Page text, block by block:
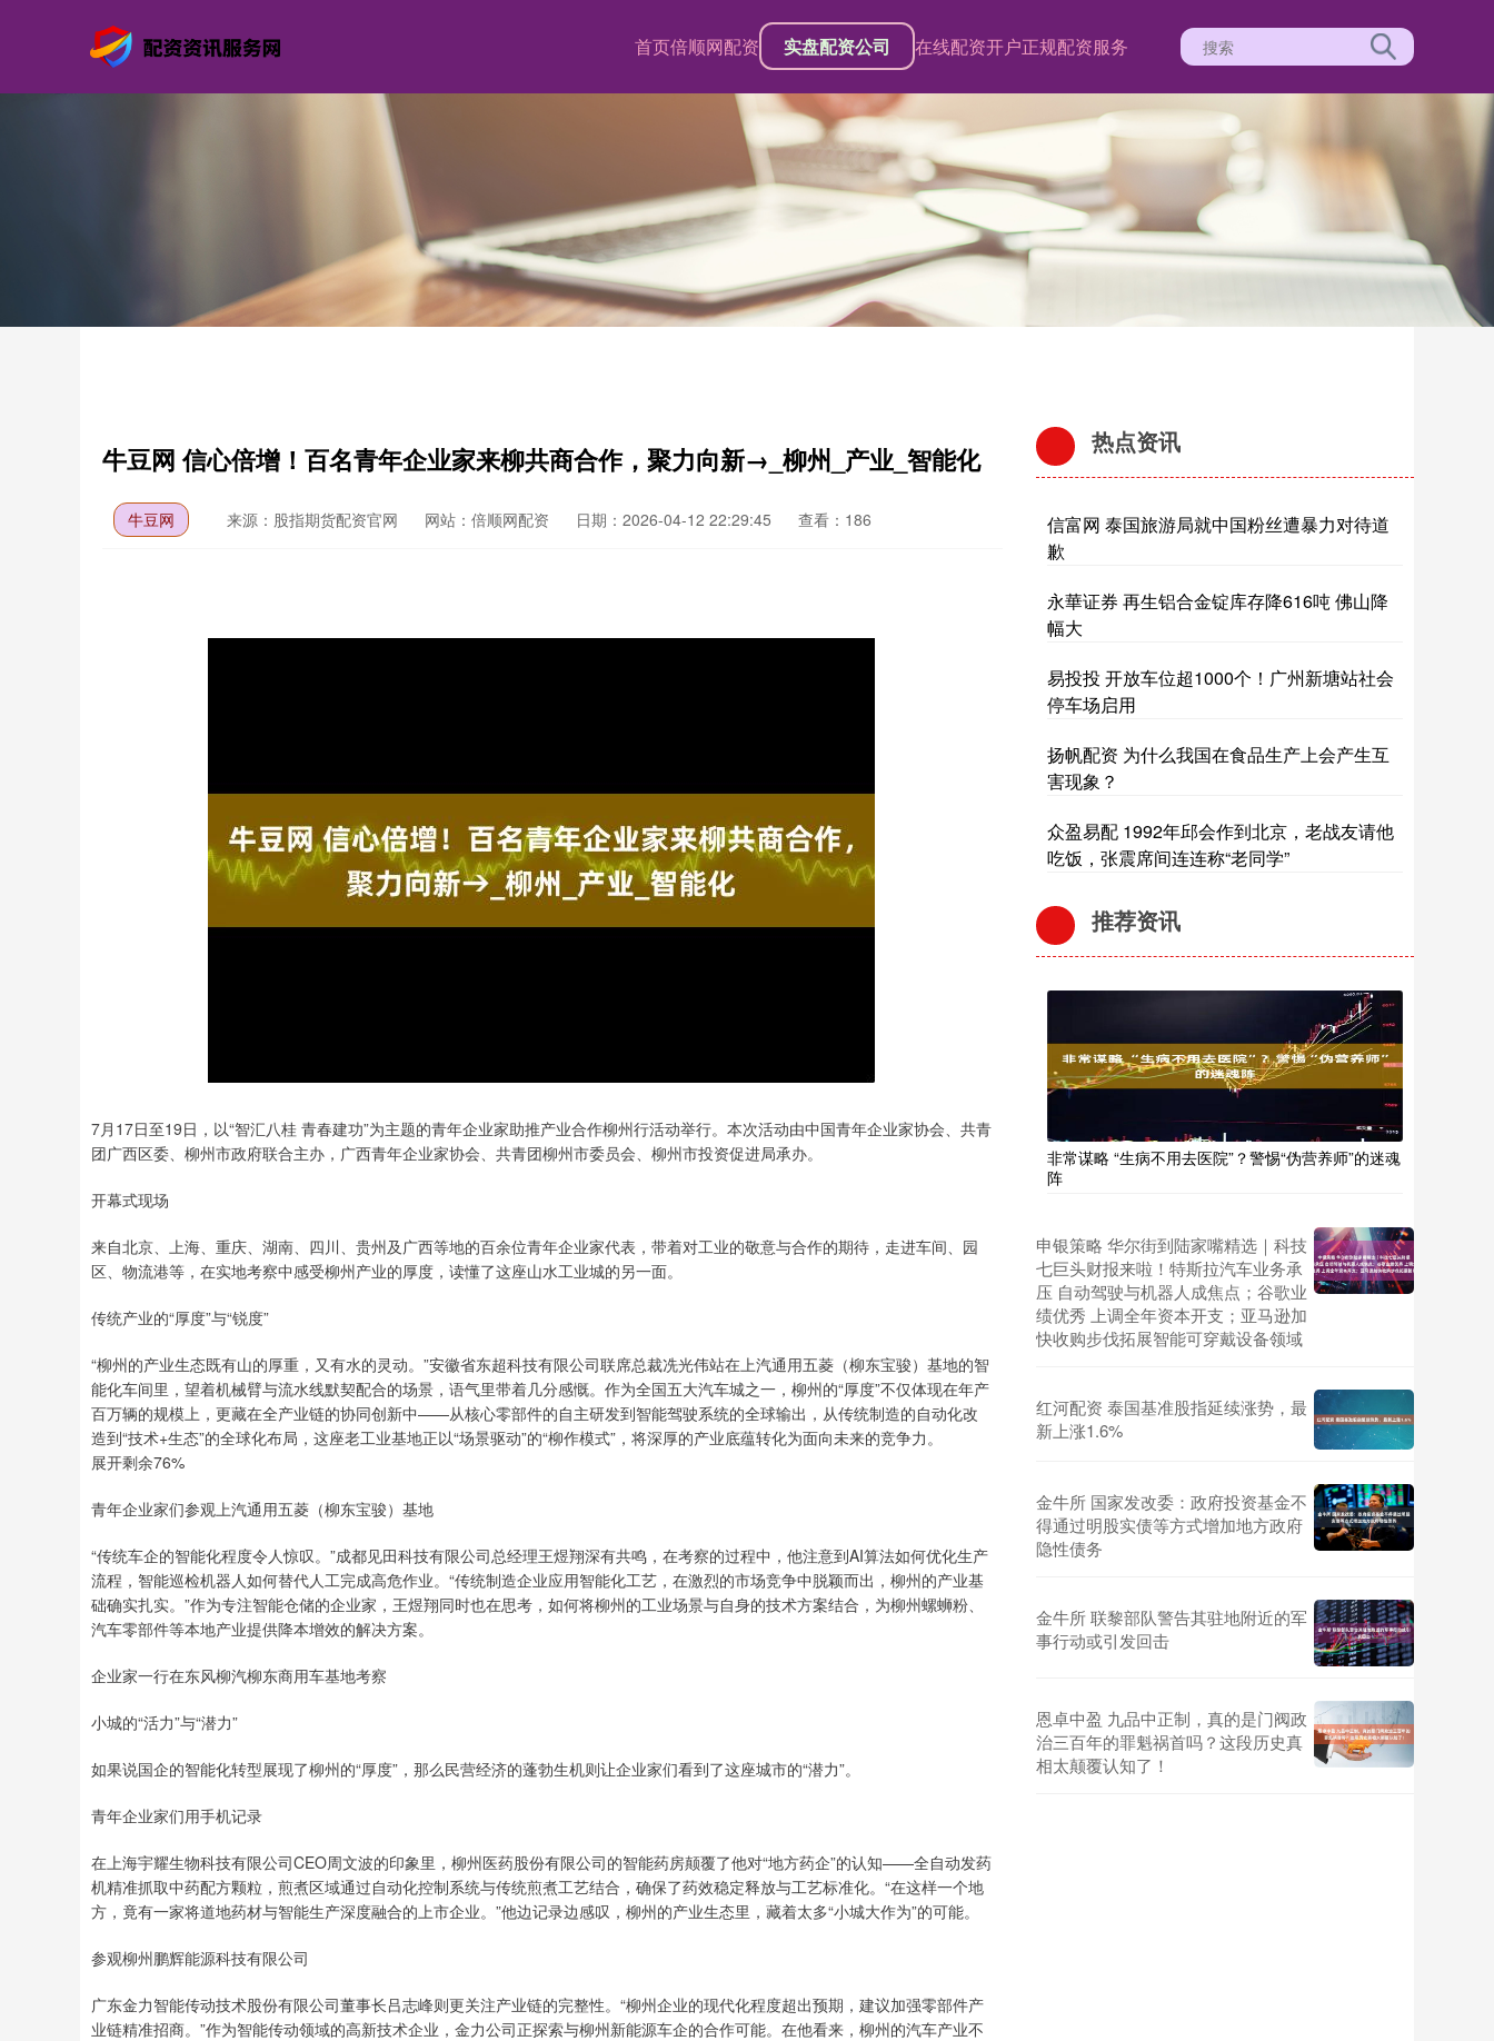
首页倍顺网配资 实盘配资公司 在线配资开户正规配资服务
牛豆网 信心倍增！百名青年企业家来柳共商合作，聚力向新→_柳州_产业_智能化
牛豆网 来源：股指期货配资官网 网站：倍顺网配资 日期：2026-04-12 22:29:45 查看：186
7月17日至19日，以“智汇八桂 青春建功”为主题的青年企业家助推产业合作柳州行活动举行。本次活动由中国青年企业家协会、共青
团广西区委、柳州市政府联合主办，广西青年企业家协会、共青团柳州市委员会、柳州市投资促进局承办。
开幕式现场
来自北京、上海、重庆、湖南、四川、贵州及广西等地的百余位青年企业家代表，带着对工业的敬意与合作的期待，走进车间、园
区、物流港等，在实地考察中感受柳州产业的厚度，读懂了这座山水工业城的另一面。
传统产业的“厚度”与“锐度”
“柳州的产业生态既有山的厚重，又有水的灵动。”安徽省东超科技有限公司联席总裁冼光伟站在上汽通用五菱（柳东宝骏）基地的智
能化车间里，望着机械臂与流水线默契配合的场景，语气里带着几分感慨。作为全国五大汽车城之一，柳州的“厚度”不仅体现在年产
百万辆的规模上，更藏在全产业链的协同创新中——从核心零部件的自主研发到智能驾驶系统的全球输出，从传统制造的自动化改
造到“技术+生态”的全球化布局，这座老工业基地正以“场景驱动”的“柳作模式”，将深厚的产业底蕴转化为面向未来的竞争力。
展开剩余76%
青年企业家们参观上汽通用五菱（柳东宝骏）基地
“传统车企的智能化程度令人惊叹。”成都见田科技有限公司总经理王煜翔深有共鸣，在考察的过程中，他注意到AI算法如何优化生产
流程，智能巡检机器人如何替代人工完成高危作业。“传统制造企业应用智能化工艺，在激烈的市场竞争中脱颖而出，柳州的产业基
础确实扎实。”作为专注智能仓储的企业家，王煜翔同时也在思考，如何将柳州的工业场景与自身的技术方案结合，为柳州螺蛳粉、
汽车零部件等本地产业提供降本增效的解决方案。
企业家一行在东风柳汽柳东商用车基地考察
小城的“活力”与“潜力”
如果说国企的智能化转型展现了柳州的“厚度”，那么民营经济的蓬勃生机则让企业家们看到了这座城市的“潜力”。
青年企业家们用手机记录
在上海宇耀生物科技有限公司CEO周文波的印象里，柳州医药股份有限公司的智能药房颠覆了他对“地方药企”的认知——全自动发药
机精准抓取中药配方颗粒，煎煮区域通过自动化控制系统与传统煎煮工艺结合，确保了药效稳定释放与工艺标准化。“在这样一个地
方，竟有一家将道地药材与智能生产深度融合的上市企业。”他边记录边感叹，柳州的产业生态里，藏着太多“小城大作为”的可能。
参观柳州鹏辉能源科技有限公司
广东金力智能传动技术股份有限公司董事长吕志峰则更关注产业链的完整性。“柳州企业的现代化程度超出预期，建议加强零部件产
业链精准招商。”作为智能传动领域的高新技术企业，金力公司正探索与柳州新能源车企的合作可能。在他看来，柳州的汽车产业不
热点资讯
信富网 泰国旅游局就中国粉丝遭暴力对待道
歉
永華证券 再生铝合金锭库存降616吨 佛山降
幅大
易投投 开放车位超1000个！广州新塘站社会
停车场启用
扬帆配资 为什么我国在食品生产上会产生互
害现象？
众盈易配 1992年邱会作到北京，老战友请他
吃饭，张震席间连连称“老同学”
推荐资讯
非常谋略 “生病不用去医院”？警惕“伪营养师”的迷魂
阵
申银策略 华尔街到陆家嘴精选｜科技
七巨头财报来啦！特斯拉汽车业务承
压 自动驾驶与机器人成焦点；谷歌业
绩优秀 上调全年资本开支；亚马逊加
快收购步伐拓展智能可穿戴设备领域
红河配资 泰国基准股指延续涨势，最
新上涨1.6%
金牛所 国家发改委：政府投资基金不
得通过明股实债等方式增加地方政府
隐性债务
金牛所 联黎部队警告其驻地附近的军
事行动或引发回击
恩卓中盈 九品中正制，真的是门阀政
治三百年的罪魁祸首吗？这段历史真
相太颠覆认知了！